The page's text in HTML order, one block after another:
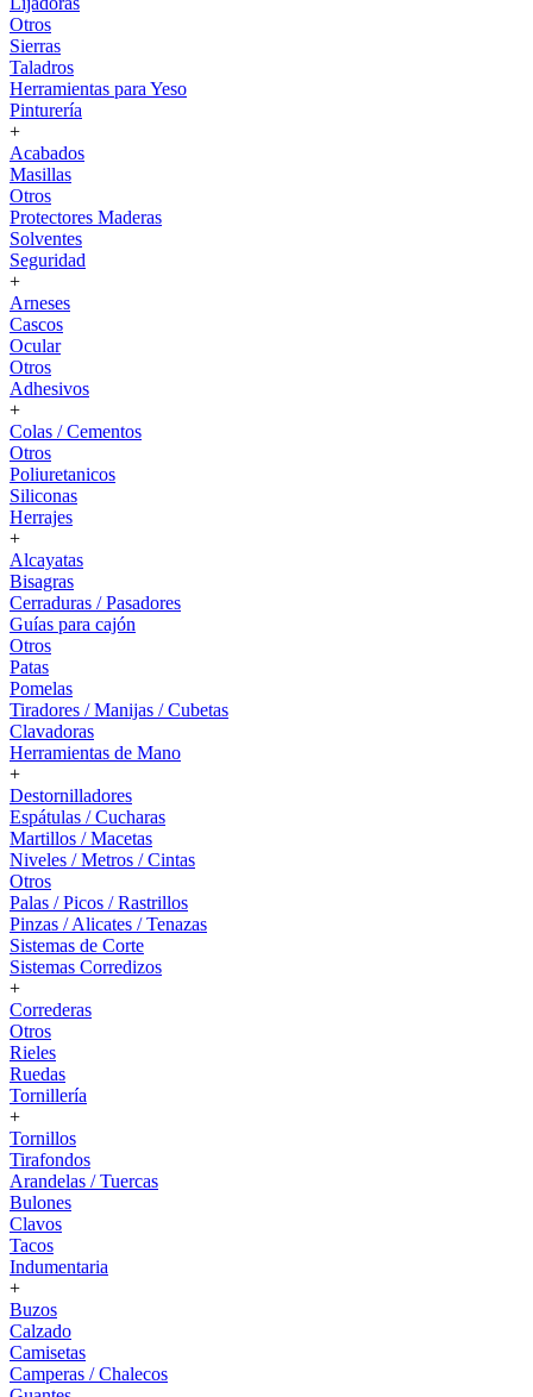
Otros
Sierras
Taladros
Herramientas para Yeso
Pinturería
+
Acabados
Masillas
Otros
Protectores Maderas
Solventes
Seguridad
+
Arneses
Cascos
Ocular
Otros
Adhesivos
+
Colas / Cementos
Otros
Poliuretanicos
Siliconas
Herrajes
+
Alcayatas
Bisagras
Cerraduras / Pasadores
Guías para cajón
Otros
Patas
Pomelas
Tiradores / Manijas / Cubetas
Clavadoras
Herramientas de Mano
+
Destornilladores
Espátulas / Cucharas
Martillos / Macetas
Niveles / Metros / Cintas
Otros
Palas / Picos / Rastrillos
Pinzas / Alicates / Tenazas
Sistemas de Corte
Sistemas Corredizos
+
Correderas
Otros
Rieles
Ruedas
Tornillería
+
Tornillos
Tirafondos
Arandelas / Tuercas
Bulones
Clavos
Tacos
Indumentaria
+
Buzos
Calzado
Camisetas
Camperas / Chalecos